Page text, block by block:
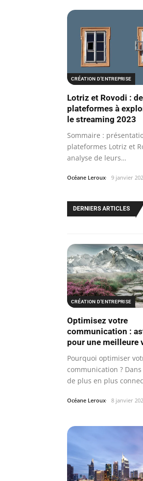
CRÉATION D’ENTREPRISE
Lotriz et Rovodi :
plateformes à
le streaming 2023
Sommaire :
plateformes Lotriz et
analyse de leurs
Océane Leroux 9 janvier
DERNIERS ARTICLES
CRÉATION D’ENTREPRISE
Optimisez votre
communication :
pour une meilleure
Pourquoi optimiser
communication ?
de plus en plus
Océane Leroux 8 janvier